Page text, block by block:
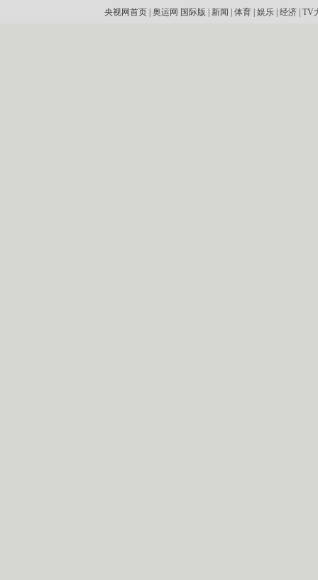
央视网首页| 奥运网 国际版 新闻 体育| 娱乐| 经济| TV